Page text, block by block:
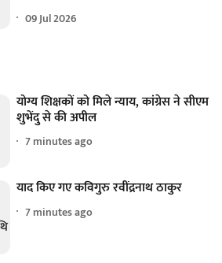
09 Jul 2026
योग्य शिक्षकों को मिले न्याय, कांग्रेस ने सीएम
शुभेंदु से की अपील
7 minutes ago
याद किए गए कविगुरु रवींद्रनाथ ठाकुर
7 minutes ago